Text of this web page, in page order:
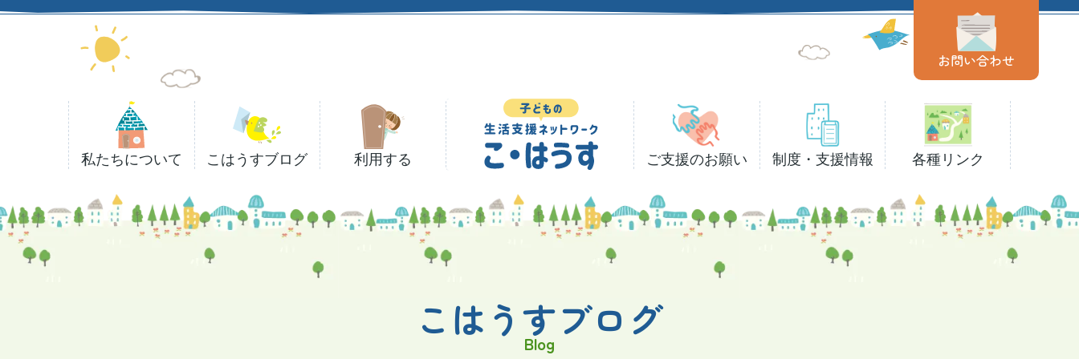
私たちについて こはうすブログ 利用する ご支援のお願い 制度・支援情報 各種リンク
お問い合わせ
こはうすブログ
Blog